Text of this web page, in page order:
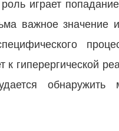
играет
важное
к гиперергической
обнаружить